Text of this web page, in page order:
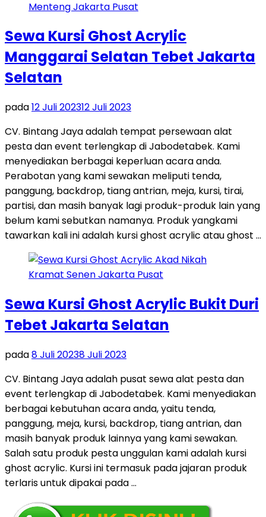
Sewa Kursi Ghost Acrylic
Manggarai Selatan Tebet Jakarta
Selatan
pada12 Juli 202312 Juli 2023
CV. Bintang Jaya adalah tempat persewaan alat
pesta dan event terlengkap di Jabodetabek. Kami
menyediakan berbagai keperluan acara anda.
Perabotan yang kami sewakan meliputi tenda,
panggung, backdrop, tiang antrian, meja, kursi, tirai,
partisi, dan masih banyak lagi produk-produk lain yang
belum kami sebutkan namanya. Produk yangkami
tawarkan kali ini adalah kursi ghost acrylic atau ghost …
Sewa Kursi Ghost Acrylic Bukit Duri
Tebet Jakarta Selatan
pada8 Juli 20238 Juli 2023
CV. Bintang Jaya adalah pusat sewa alat pesta dan
event terlengkap di Jabodetabek. Kami menyediakan
berbagai kebutuhan acara anda, yaitu tenda,
panggung, meja, kursi, backdrop, tiang antrian, dan
masih banyak produk lainnya yang kami sewakan.
Salah satu produk pesta unggulan kami adalah kursi
ghost acrylic. Kursi ini termasuk pada jajaran produk
terlaris untuk dipakai pada …